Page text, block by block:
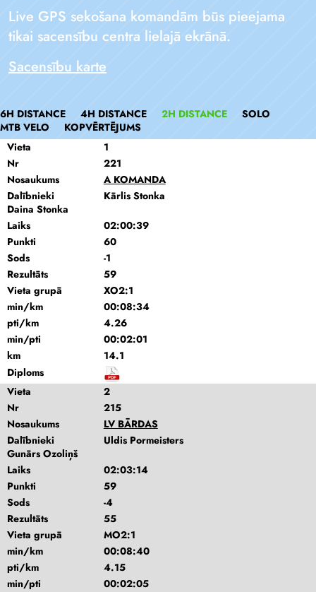
Live GPS sekošana komandām būs pieejama
tikai sacensību centra lielajā ekrānā.
Sacensību karte
6H DISTANCE 4H DISTANCE 2H DISTANCE
SOLO
MTB VELO
KOPVĒRTĒJUMS
Vieta
1
Nr
221
Nosaukums
A KOMANDA
Dalībnieki
Kārlis Stonka
Daina Stonka
Laiks
02:00:39
Punkti
60
Sods
-1
Rezultāts
59
Vieta grupā
XO2:1
min/km
00:08:34
pti/km
4.26
min/pti
00:02:01
km
14.1
Diploms
Vieta
2
Nr
215
Nosaukums
LV BĀRDAS
Dalībnieki
Uldis Pormeisters
Gunārs Ozoliņš
Laiks
02:03:14
Punkti
59
Sods
-4
Rezultāts
55
Vieta grupā
MO2:1
min/km
00:08:40
pti/km
4.15
min/pti
00:02:05